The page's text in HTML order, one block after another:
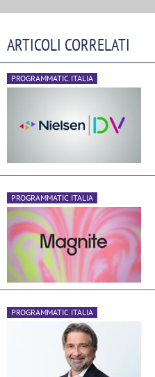
ARTICOLI CORRELATI
PROGRAMMATIC ITALIA
PROGRAMMATIC ITALIA
PROGRAMMATIC ITALIA